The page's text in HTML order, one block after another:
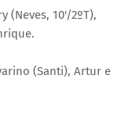
(Neves, 10'/2ºT),
(Santi), Artur e